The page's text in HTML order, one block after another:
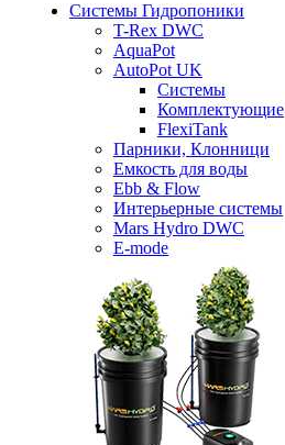
Системы Гидропоники
T-Rex DWC
AquaPot
AutoPot UK
Системы
Комплектующие
FlexiTank
Парники, Клонници
Емкость для воды
Ebb & Flow
Интерьерные системы
Mars Hydro DWC
E-mode